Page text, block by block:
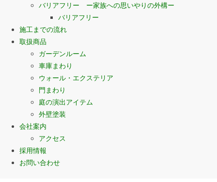
バリアフリー ー家族への思いやりの外構ー
バリアフリー
施工までの流れ
取扱商品
ガーデンルーム
車庫まわり
ウォール・エクステリア
門まわり
庭の演出アイテム
外壁塗装
会社案内
アクセス
採用情報
お問い合わせ